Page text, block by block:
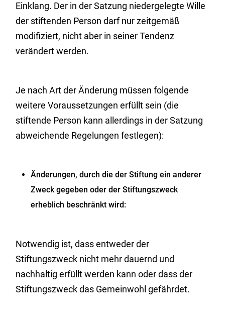
Einklang. Der in der Satzung niedergelegte Wille
der stiftenden Person darf nur zeitgemäß
modifiziert, nicht aber in seiner Tendenz
verändert werden.
Je nach Art der Änderung müssen folgende
weitere Voraussetzungen erfüllt sein (die
stiftende Person kann allerdings in der Satzung
abweichende Regelungen festlegen):
Änderungen, durch die der Stiftung ein anderer
Zweck gegeben oder der Stiftungszweck
erheblich beschränkt wird:
Notwendig ist, dass entweder der
Stiftungszweck nicht mehr dauernd und
nachhaltig erfüllt werden kann oder dass der
Stiftungszweck das Gemeinwohl gefährdet.